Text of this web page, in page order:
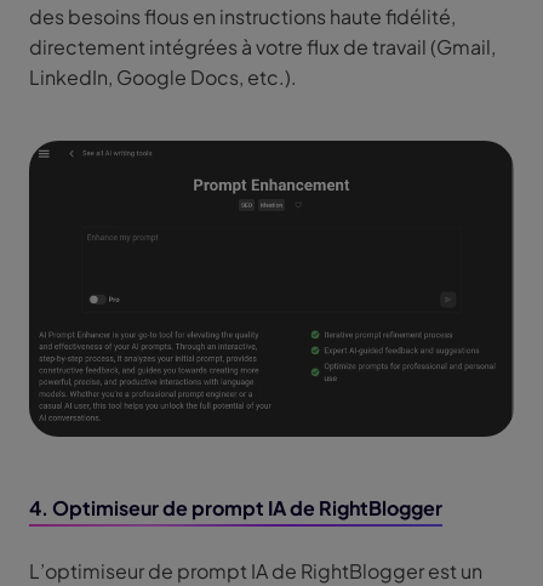
des besoins flous en instructions haute fidélité,
directement intégrées à votre flux de travail (Gmail,
LinkedIn, Google Docs, etc.).
4. Optimiseur de prompt IA de RightBlogger
L’optimiseur de prompt IA de RightBlogger est un